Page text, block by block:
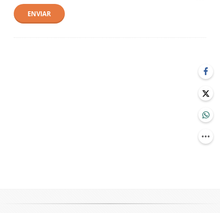
ENVIAR